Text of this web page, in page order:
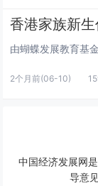
2个月前(06-10)
中国经济发展网
导意